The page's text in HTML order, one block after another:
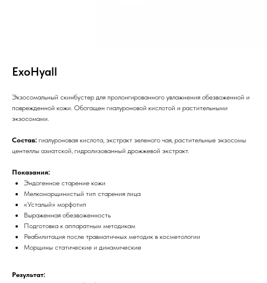
ExoHyall
Экзосомальный скинбустер для пролонгированного увлажнения обезвоженной и
поврежденной кожи. Обогащен гиалуроновой кислотой и растительными
экзосомами.
Состав: гиалуроновая кислота, экстракт зеленого чая, растительные экзосомы
центеллы азиатской, гидролизованный дрожжевой экстракт.
Показания:
Эндогенное старение кожи
Мелкоморщинистый тип старения лица
«Усталый» морфотип
Выраженная обезвоженность
Подготовка к аппаратным методикам
Реабилитация после травматичных методик в косметологии
Морщины статические и динамические
Результат: